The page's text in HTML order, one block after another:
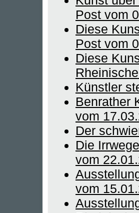
Post vom
Diese
Post vom
Diese
Künstler
Benrather
vom
Der
Die
vom
vom